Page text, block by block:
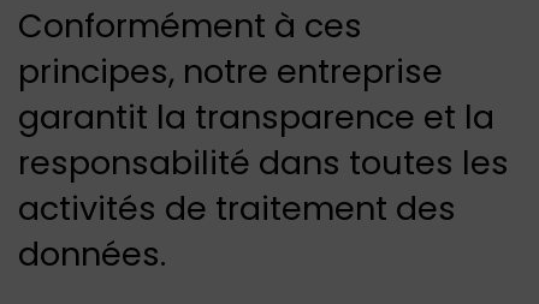
Conformément à ces
principes, notre entreprise
garantit la transparence et la
responsabilité dans toutes les
activités de traitement des
données.